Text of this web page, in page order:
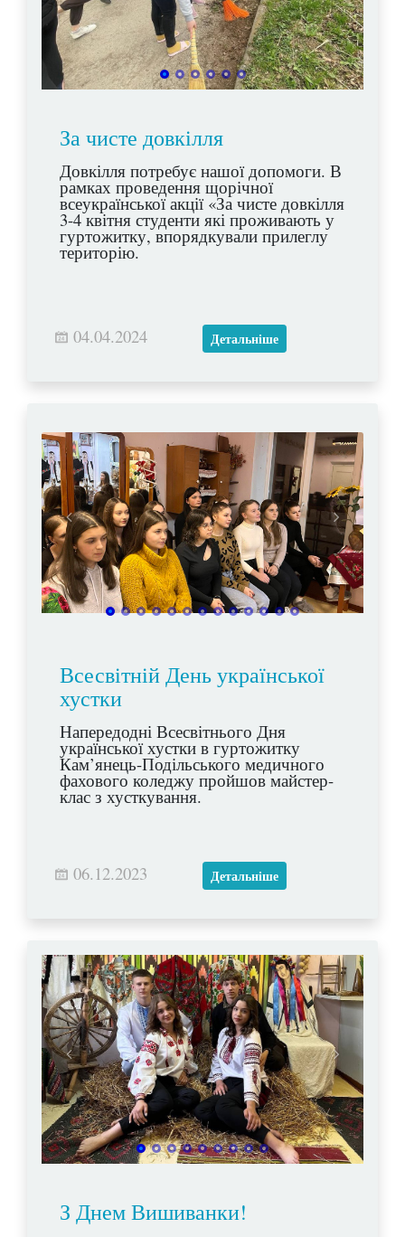
За чисте довкілля
Довкілля потребує нашої допомоги. В
рамках проведення щорічної
всеукраїнської акції «За чисте довкілля
3-4 квітня студенти які проживають у
гуртожитку, впорядкували прилеглу
територію.
04.04.2024 Детальніше
Всесвітній День української
хустки
Напередодні Всесвітнього Дня
української хустки в гуртожитку
Кам’янець-Подільського медичного
фахового коледжу пройшов майстер-
клас з хусткування.
06.12.2023 Детальніше
З Днем Вишиванки!